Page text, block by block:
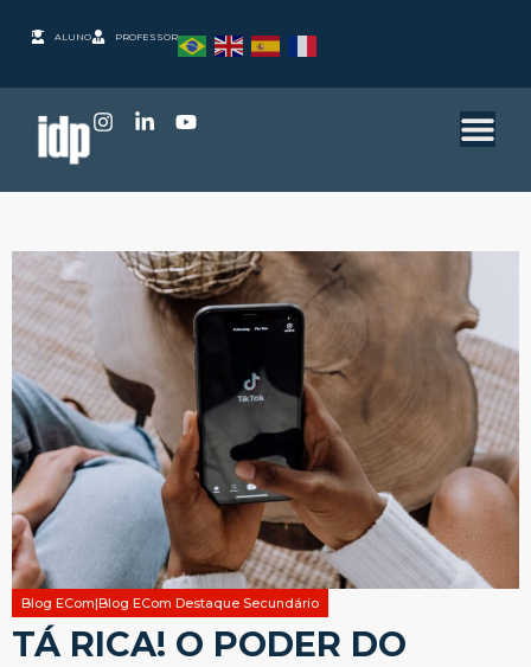
ALUNO PROFESSOR
Blog ECom|Blog ECom Destaque Secundário
TÁ RICA! O PODER DO